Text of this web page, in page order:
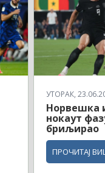
УТОРАК,
Норвешка
нокаут
бриљирао
ПРОЧИТАЈ